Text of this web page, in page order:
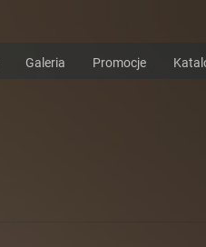
Galeria Promocje